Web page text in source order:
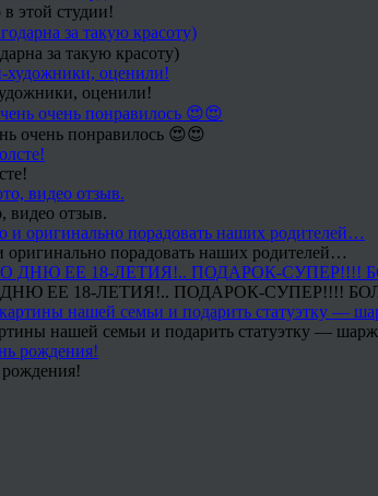
этой студии!
за такую красоту)
оценили!
очень понравилось 😍😍
видео отзыв.
порадовать наших родителей…
ЕЕ 18-ЛЕТИЯ!.. ПОДАРОК-СУПЕР!!!!
нашей семьи и подарить статуэтку —
рождения!